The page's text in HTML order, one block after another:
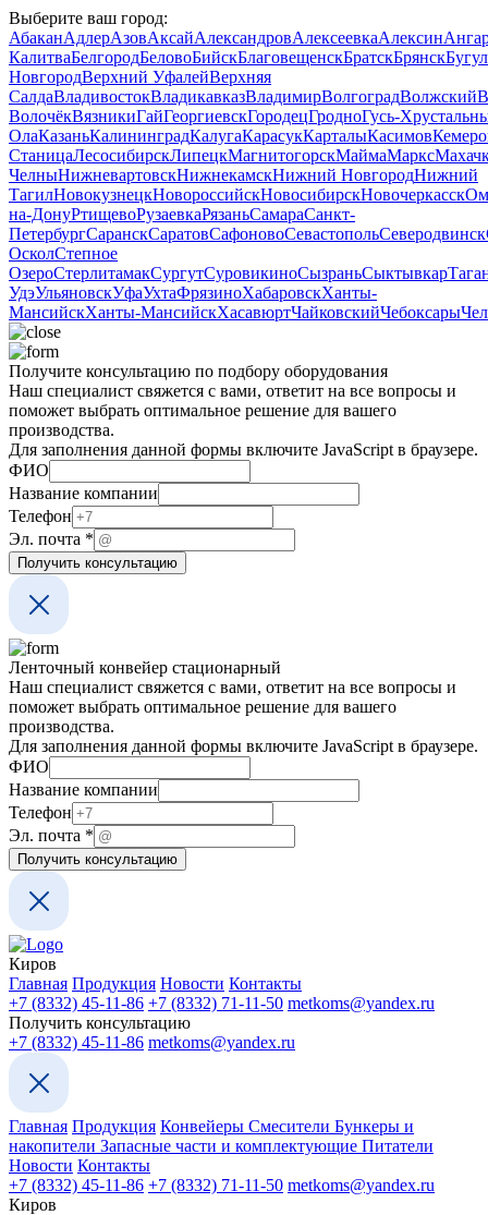
Выберите ваш город:
АбаканАдлерАзовАксайАлександровАлексеевкаАлексин
КалитваБелгородБеловоБийскБлаговещенскБратскБрянск
НовгородВерхний УфалейВерхняя
СалдаВладивостокВладикавказВладимирВолгоградВолжский
ВолочёкВязникиГайГеоргиевскГородецГродно
ОлаКазаньКалининградКалугаКарасукКарталыКасимов
СтаницаЛесосибирскЛипецкМагнитогорскМаймаМаркс
ЧелныНижневартовскНижнекамскНижний НовгородНижний
ТагилНовокузнецкНовороссийскНовосибирскНовочеркасск
на-ДонуРтищевоРузаевкаРязаньСамараСанкт-
ПетербургСаранскСаратовСафоновоСевастопольСеверодвинск
ОсколСтепное
ОзероСтерлитамакСургутСуровикиноСызраньСыктывкар
УдэУльяновскУфаУхтаФрязиноХабаровскХанты-
МансийскХанты‑МансийскХасавюртЧайковскийЧебоксары
Получите консультацию по подбору оборудования
Наш специалист свяжется с вами, ответит на все вопросы и
поможет выбрать оптимальное решение для вашего
производства.
Для заполнения данной формы включите JavaScript в браузере.
ФИО
Название компании
Название
компании
почта
Телефон
Эл. почта *
Получить консультацию
Ленточный конвейер стационарный
Наш специалист свяжется с вами, ответит на все вопросы и
поможет выбрать оптимальное решение для вашего
производства.
Для заполнения данной формы включите JavaScript в браузере.
ФИО
Название компании
компании
ФИО
Название
Телефон
Эл. почта *
Получить консультацию
Киров
Главная Продукция Новости Контакты
+7 (8332) 45-11-86 +7 (8332) 71-11-50 metkoms@yandex.ru
Получить консультацию
+7 (8332) 45-11-86 metkoms@yandex.ru
Главная Продукция Конвейеры Смесители Бункеры и
накопители Запасные части и комплектующие Питатели
Новости Контакты
+7 (8332) 45-11-86 +7 (8332) 71-11-50 metkoms@yandex.ru
Киров